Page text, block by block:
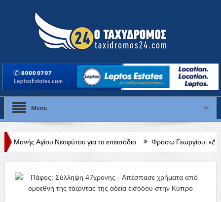
Menu
για το επεισόδιο Φρόσω Γεωργίου: «Διαρκής, δεδομένη